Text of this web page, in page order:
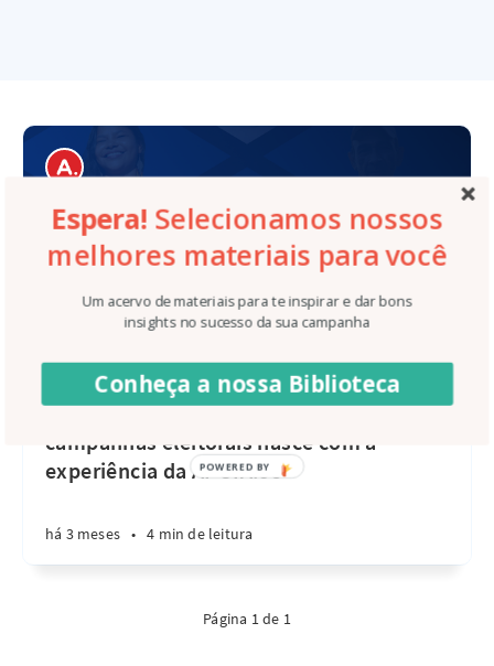
EuApoio.Vc
euapoio.vc: uma nova plataforma para
campanhas eleitorais nasce com a
experiência da APOIA.se
há 3 meses • 4 min de leitura
Página 1 de 1
Espera! Selecionamos nossos
melhores materiais para você
Um acervo de materiais para te inspirar e dar bons
insights no sucesso da sua campanha
Conheça a nossa Biblioteca
POWERED BY